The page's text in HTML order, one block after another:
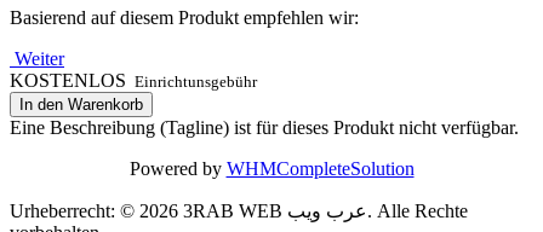
Basierend auf diesem Produkt empfehlen wir:
Weiter
KOSTENLOS Einrichtunsgebühr
In den Warenkorb
Eine Beschreibung (Tagline) ist für dieses Produkt nicht verfügbar.
Powered by WHMCompleteSolution
Urheberrecht: © 2026 3RAB WEB عرب ويب. Alle Rechte